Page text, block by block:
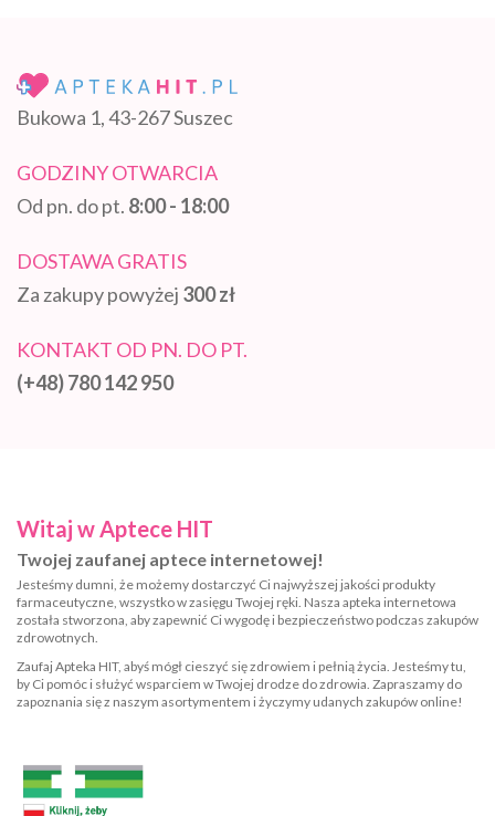
Bukowa 1, 43-267 Suszec
GODZINY OTWARCIA
Od pn. do pt. 8:00 - 18:00
DOSTAWA GRATIS
Za zakupy powyżej 300 zł
KONTAKT OD PN. DO PT.
(+48) 780 142 950
Witaj w Aptece HIT
Twojej zaufanej aptece internetowej!
Jesteśmy dumni, że możemy dostarczyć Ci najwyższej jakości produkty
farmaceutyczne, wszystko w zasięgu Twojej ręki. Nasza apteka internetowa
została stworzona, aby zapewnić Ci wygodę i bezpieczeństwo podczas zakupów
zdrowotnych.
Zaufaj Apteka HIT, abyś mógł cieszyć się zdrowiem i pełnią życia. Jesteśmy tu,
by Ci pomóc i służyć wsparciem w Twojej drodze do zdrowia. Zapraszamy do
zapoznania się z naszym asortymentem i życzymy udanych zakupów online!